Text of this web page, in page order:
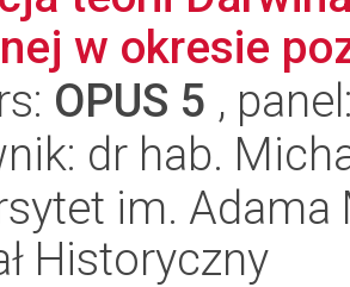
w okresie
OPUS 5 ,
dr hab.
im.
Historyczny